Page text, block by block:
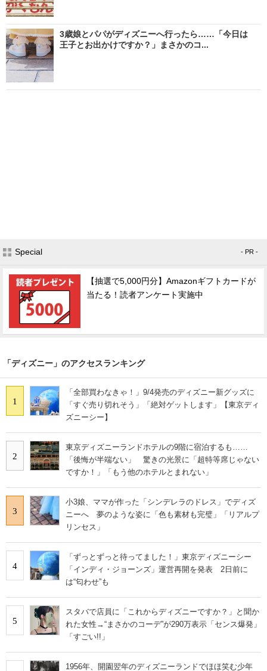
3歳娘とパパがディズニーへ行ったら……「今日は
王子とお出かけですか？」まさかのコ...
Special - PR -
【抽選で5,000円分】Amazonギフトカードが
当たる！読者アンケート実施中
「ディズニー」のアクセスランキング
1
「全部買わなきゃ！」9/4発売のディズニー新グッズに
「すぐ売り切れそう」「絶対ゲットします」【東京ディ
ズニーシー】
2
東京ディズニーランドホテルの9階に宿泊するも……
「後悔が半端ない」 驚きの光景に「超特等席じゃない
ですか！」「もう他のホテルとまれない」
3
小3娘、ママが作った「シンデレラのドレス」でディズ
ニーへ 夢のような姿に「色も素材も完璧」「リアルプ
リンセス」
4
「ずっとずっと待ってました！」東京ディズニーシー
「インディ・ジョーンズ」運営再開を発表 2日前に
は“匂わせ”も
5
スタバで店員に「これからディズニーですか？」と聞か
れた女性→“まさかのコーデ”が290万表示「センス爆発」
「すごい!!」
1956年、開園翌年のディズニーランドでほほ笑む少年